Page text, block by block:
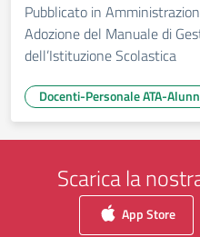
Pubblicato in
Adozione del Manuale di
dell’Istituzione Scolastica
Docenti-Personale ATA-
Scarica la
App Store